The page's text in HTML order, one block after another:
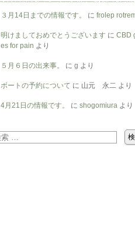
３月14日までの情報です。 に frolep
明けましておめでとうございます に CBD
es for pain より
５月６日の出来事。 に g より
ボートの予約について に 山元 永二 より
4月21日の情報です。 に shogomiura より